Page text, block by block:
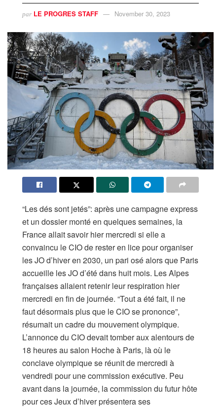
par LE PROGRES STAFF November 30, 2023
“Les dés sont jetés”: après une campagne express
et un dossier monté en quelques semaines, la
France allait savoir hier mercredi si elle a
convaincu le CIO de rester en lice pour organiser
les JO d’hiver en 2030, un pari osé alors que Paris
accueille les JO d’été dans huit mois. Les Alpes
françaises allaient retenir leur respiration hier
mercredi en fin de journée. “Tout a été fait, il ne
faut désormais plus que le CIO se prononce”,
résumait un cadre du mouvement olympique.
L’annonce du CIO devait tomber aux alentours de
18 heures au salon Hoche à Paris, là où le
conclave olympique se réunit de mercredi à
vendredi pour une commission exécutive. Peu
avant dans la journée, la commission du futur hôte
pour ces Jeux d’hiver présentera ses